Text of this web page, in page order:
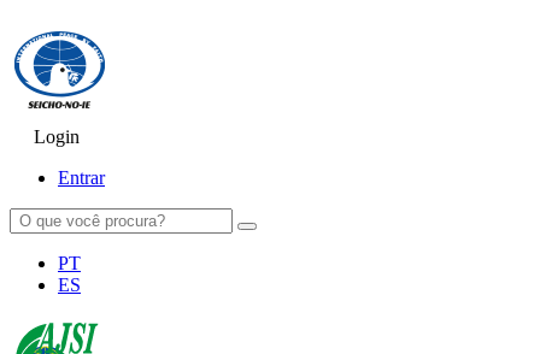
BRASIL
Login
Entrar
PT
ES